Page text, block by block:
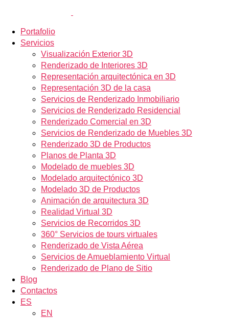
Portafolio
Servicios
Visualización Exterior 3D
Renderizado de Interiores 3D
Representación arquitectónica en 3D
Representación 3D de la casa
Servicios de Renderizado Inmobiliario
Servicios de Renderizado Residencial
Renderizado Comercial en 3D
Servicios de Renderizado de Muebles 3D
Renderizado 3D de Productos
Planos de Planta 3D
Modelado de muebles 3D
Modelado arquitectónico 3D
Modelado 3D de Productos
Animación de arquitectura 3D
Realidad Virtual 3D
Servicios de Recorridos 3D
360° Servicios de tours virtuales
Renderizado de Vista Aérea
Servicios de Amueblamiento Virtual
Renderizado de Plano de Sitio
Blog
Contactos
ES
EN